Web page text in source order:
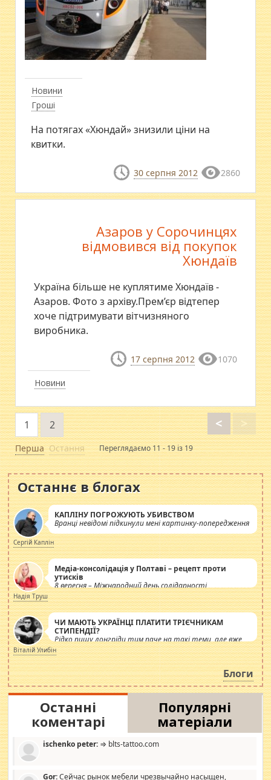
Новини
Гроші
На потягах «Хюндай» знизили ціни на
квитки.
30 серпня 2012 2860
Новини
Азаров у Сорочинцях
відмовився від покупок
Хюндаїв
Україна більше не куплятиме Хюндаїв -
Азаров. Фото з архіву.Прем’єр відтепер
хоче підтримувати вітчизняного
виробника.
17 серпня 2012 1070
Перша
<
1 2 >
Остання Переглядаємо 11 - 19 із 19
Останнє в блогах
КАПЛІНУ ПОГРОЖУЮТЬ УБИВСТВОМ
Вранці невідомі підкинули мені картинку-попередження
Сергій Каплін
Медіа-консолідація у Полтаві – рецепт проти
утисків
8 вересня – Міжнародний день солідарності
журналістів.
Надія Труш
ЧИ МАЮТЬ УКРАЇНЦІ ПЛАТИТИ ТРІЄЧНИКАМ
СТИПЕНДІЇ?
Рідко пишу лонгріди тим паче на такі теми, але вже
просто дістало! Обурюють сьогоднішні інсенуації
навколо стипендіального питання. Штучно
роздувається ще одна соціальна катастрофа.
Віталій Улибін
Блоги
Останні
коментарі
Популярні
матеріали
ischenko peter: ⇒ blts-tattoo.com
Gor:Сейчас рынок мебели чрезвычайно насыщен,